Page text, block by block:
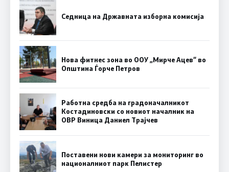
Седница на Државната изборна комисија
Нова фитнес зона во ООУ „Мирче Ацев“ во
Општина Ѓорче Петров
Работна средба на градоначалникот
Костадиновски со новиот началник на
ОВР Виница Даниел Трајчев
Поставени нови камери за мониторинг во
националниот парк Пелистер